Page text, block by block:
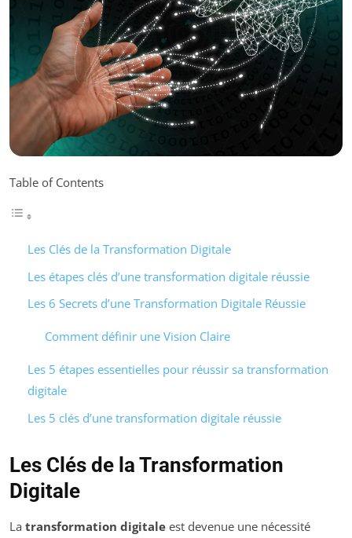
Table of Contents
Les Clés de la Transformation Digitale
Les étapes clés d’une transformation digitale réussie
Les 6 Secrets d’une Transformation Digitale Réussie
Comment définir une Vision Claire
Les 5 étapes essentielles pour réussir sa transformation
digitale
Les 5 clés d’une transformation digitale réussie
Les Clés de la Transformation
Digitale
La transformation digitale est devenue une nécessité